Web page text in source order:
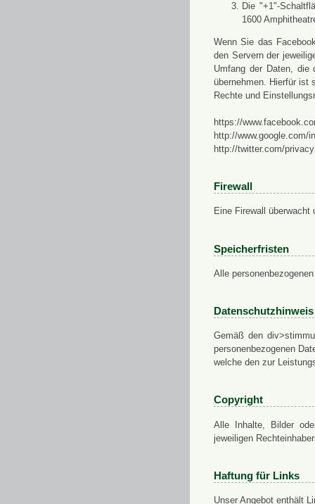
Die "+1"-
1600
Wenn Sie das
den Servern der
Umfang der Daten, die
übernehmen. Hierfür ist
Rechte und
https://
http://www.google.com/
http://twitter.com/privacy
Firewall
Eine Firewall
Speicherfristen
Alle
Datenschutzhinweis
Gemäß den
personenbezogenen
welche den zur
Copyright
Alle Inhalte, Bilder
jeweiligen
Haftung für Links
Unser Angebot enthält